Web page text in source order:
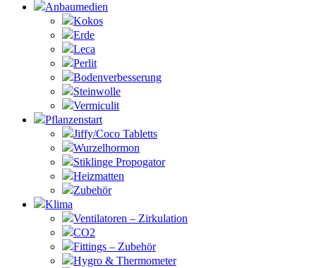
Anbaumedien
Kokos
Erde
Leca
Perlit
Bodenverbesserung
Steinwolle
Vermiculit
Pflanzenstart
Jiffy/Coco Tabletts
Wurzelhormon
Stiklinge Propogator
Heizmatten
Zubehör
Klima
Ventilatoren – Zirkulation
CO2
Fittings – Zubehör
Hygro & Thermometer